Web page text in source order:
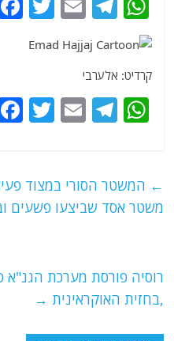
at
s
A
p
el
e
g
ra
m
m
ai
קרדיט: אלערבי
W
s
A
T
g
ra
E
l
T
er ← המשטר הסורי במצוד
משטר אסד שביצעו פשעים
רוסיה פורסת מערכת הגנ"א
,בחזית האוקראינית →